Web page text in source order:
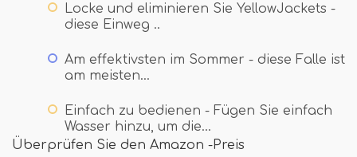
Locke und eliminieren Sie YellowJackets -
diese Einweg ..
Am effektivsten im Sommer - diese Falle ist
am meisten…
Einfach zu bedienen - Fügen Sie einfach
Wasser hinzu, um die…
Überprüfen Sie den Amazon -Preis